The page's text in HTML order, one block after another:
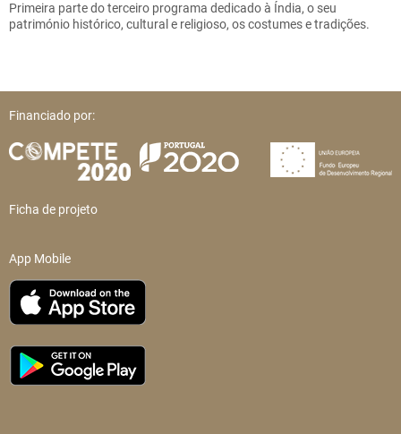
Primeira parte do terceiro programa dedicado à Índia, o seu
património histórico, cultural e religioso, os costumes e tradições.
Financiado por:
Ficha de projeto
App Mobile